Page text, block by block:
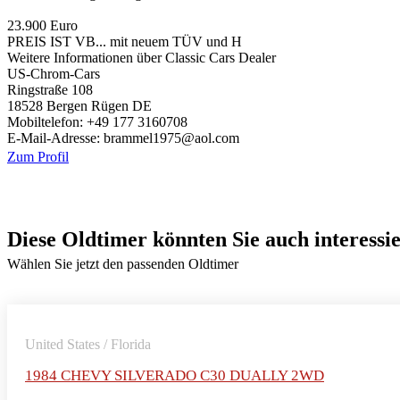
23.900 Euro
PREIS IST VB... mit neuem TÜV und H
Weitere Informationen über Classic Cars Dealer
US-Chrom-Cars
Ringstraße 108
18528 Bergen Rügen DE
Mobiltelefon: +49 177 3160708
E-Mail-Adresse: brammel1975@aol.com
Zum Profil
Diese Oldtimer könnten Sie auch
Wählen Sie jetzt den passenden Oldtimer
United States / Florida
1984 CHEVY SILVERADO C30 DUALLY 2WD